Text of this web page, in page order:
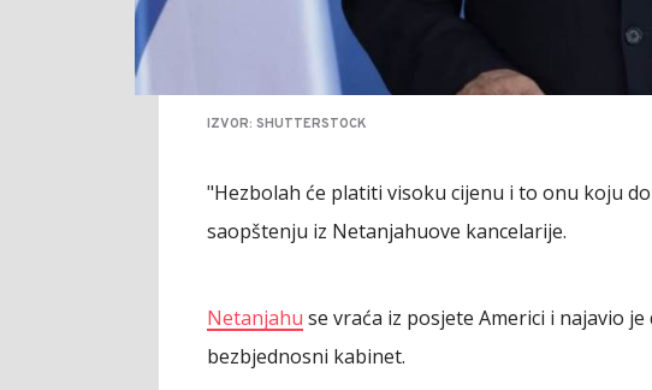
IZVOR: SHUTTERSTOCK
"Hezbolah će platiti visoku cijenu i to onu koju
saopštenju iz Netanjahuove kancelarije.
Netanjahu se vraća iz posjete Americi i najavio
bezbjednosni kabinet.